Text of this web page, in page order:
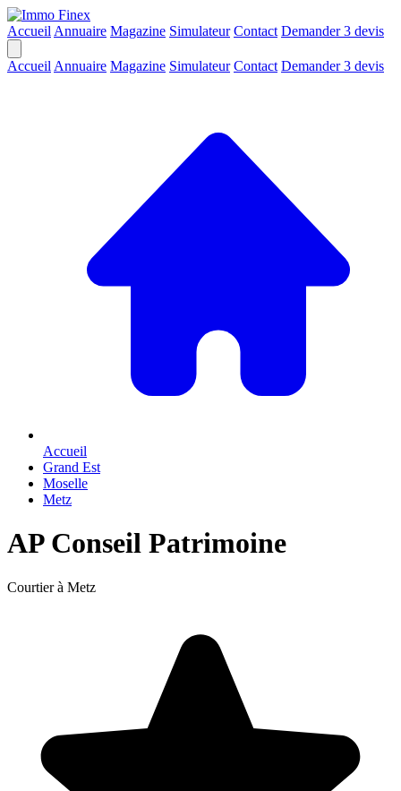
Accueil Annuaire Magazine Simulateur Contact Demander 3 devis
Accueil Annuaire Magazine Simulateur Contact Demander 3 devis
Accueil
Grand Est
Moselle
Metz
AP Conseil Patrimoine
Courtier à Metz